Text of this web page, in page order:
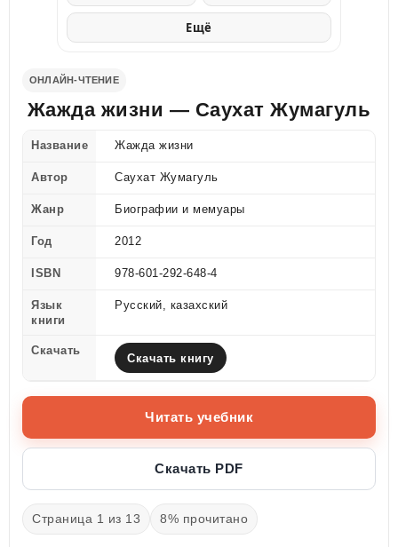
Ещё
ОНЛАЙН-ЧТЕНИЕ
Жажда жизни — Саухат Жумагуль
Название Жажда жизни
Автор Саухат Жумагуль
Жанр Биографии и мемуары
Год 2012
ISBN 978-601-292-648-4
Язык
книги
Русский, казахский
Скачать
Скачать книгу
Читать учебник
Скачать PDF
Страница 1 из 13 8% прочитано